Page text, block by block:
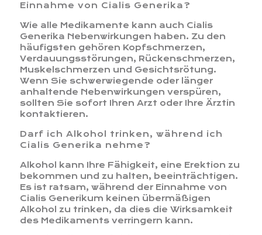
Einnahme von Cialis Generika?
Wie alle Medikamente kann auch Cialis
Generika Nebenwirkungen haben. Zu den
häufigsten gehören Kopfschmerzen,
Verdauungsstörungen, Rückenschmerzen,
Muskelschmerzen und Gesichtsrötung.
Wenn Sie schwerwiegende oder länger
anhaltende Nebenwirkungen verspüren,
sollten Sie sofort Ihren Arzt oder Ihre Ärztin
kontaktieren.
Darf ich Alkohol trinken, während ich
Cialis Generika nehme?
Alkohol kann Ihre Fähigkeit, eine Erektion zu
bekommen und zu halten, beeinträchtigen.
Es ist ratsam, während der Einnahme von
Cialis Generikum keinen übermäßigen
Alkohol zu trinken, da dies die Wirksamkeit
des Medikaments verringern kann.